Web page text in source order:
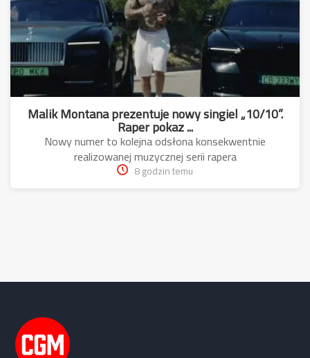
Malik Montana prezentuje nowy singiel „10/10”.
Raper pokaz ...
Nowy numer to kolejna odsłona konsekwentnie
realizowanej muzycznej serii rapera
8 godzin temu